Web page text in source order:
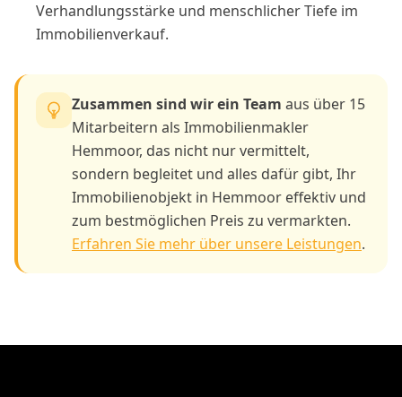
Verhandlungsstärke und menschlicher Tiefe im
Immobilienverkauf.
Zusammen sind wir ein Team aus über 15
Mitarbeitern als Immobilienmakler
Hemmoor, das nicht nur vermittelt,
sondern begleitet und alles dafür gibt, Ihr
Immobilienobjekt in Hemmoor effektiv und
zum bestmöglichen Preis zu vermarkten.
Erfahren Sie mehr über unsere Leistungen.